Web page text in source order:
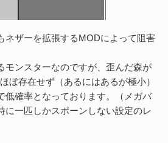
ネザーを拡張するMODによって阻害
モンスターなのですが、歪んだ森が
ぼ存在せず（あるにはあるが極小）
低確率となっております。（メガバ
に一匹しかスポーンしない設定のレ